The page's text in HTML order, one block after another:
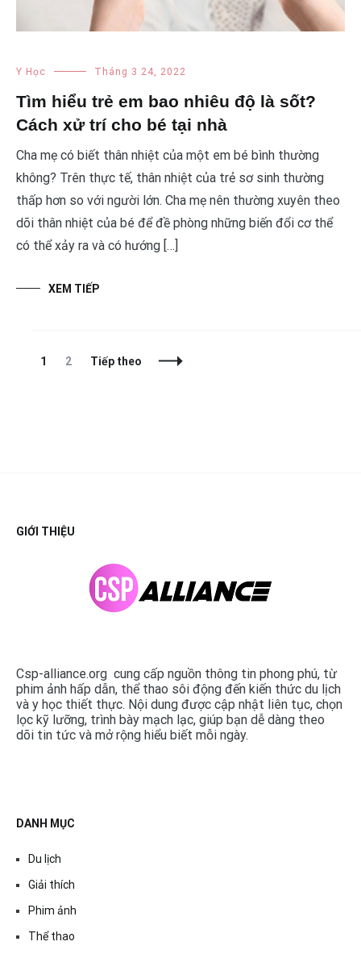
Y Học Tháng 3 24, 2022
Tìm hiểu trẻ em bao nhiêu độ là sốt?
Cách xử trí cho bé tại nhà
Cha mẹ có biết thân nhiệt của một em bé bình thường
không? Trên thực tế, thân nhiệt của trẻ sơ sinh thường
thấp hơn so với người lớn. Cha mẹ nên thường xuyên theo
dõi thân nhiệt của bé để đề phòng những biến đổi cơ thể
có thể xảy ra và có hướng […]
XEM TIẾP
Chuyển
Trang
1 Trang
2 Tiếp theo
GIỚI THIỆU
Csp-alliance.org cung cấp nguồn thông tin phong phú, từ
phim ảnh hấp dẫn, thể thao sôi động đến kiến thức du lịch
và y học thiết thực. Nội dung được cập nhật liên tục, chọn
lọc kỹ lưỡng, trình bày mạch lạc, giúp bạn dễ dàng theo
dõi tin tức và mở rộng hiểu biết mỗi ngày.
DANH MỤC
Du lịch
Giải thích
Phim ảnh
Thể thao